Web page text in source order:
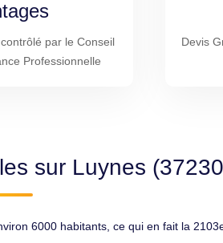
par le Conseil
Professionnelle
Devis
sur Luynes
6000 habitants, ce qui en fait la